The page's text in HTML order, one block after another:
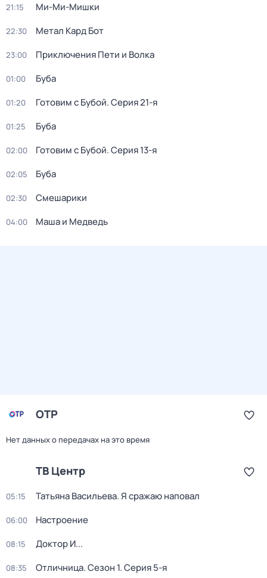
21:15 Ми-Ми-Мишки
22:30 Метал Кард Бот
23:00 Приключения Пети и Волка
01:00 Буба
01:20 Готовим с Бубой. Серия 21-я
01:25 Буба
02:00 Готовим с Бубой. Серия 13-я
02:05 Буба
02:30 Смешарики
04:00 Маша и Медведь
ОТР
Нет данных о передачах на это время
ТВ Центр
05:15 Татьяна Васильева. Я сражаю наповал
06:00 Настроение
08:15 Доктор И...
08:35 Отличница. Сезон 1. Серия 5-я